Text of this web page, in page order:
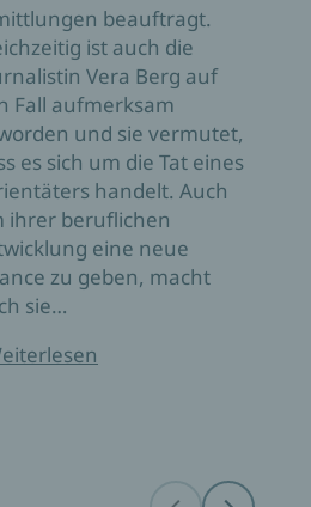
beauftragt.
ist auch die
Vera Berg auf
Fall aufmerksam
und sie vermutet,
es sich um die Tat eines
handelt. Auch
ihrer beruflichen
eine neue
zu geben, macht
sie…